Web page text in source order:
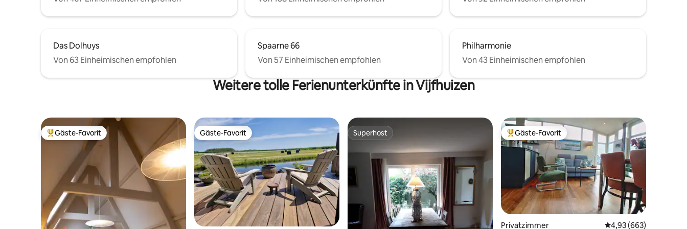
Das Dolhuys
Von 63 Einheimischen empfohlen
Spaarne 66
Von 57 Einheimischen empfohlen
Philharmonie
Von 43 Einheimischen empfohlen
Weitere tolle Ferienunterkünfte in Vijfhuizen
Beliebter Gäste-Favorit.
Gäste-Favorit Gäste-Favorit
Gäste-Favorit Superhost
Superhost Beliebter Gäste-Favorit.
Gäste-Favorit
Privatzimmer Durchschnittliche
4,93 (663)